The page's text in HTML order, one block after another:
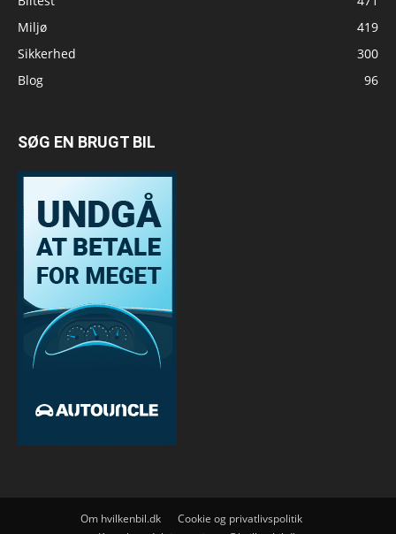
Miljø
419
Sikkerhed
300
Blog
96
SØG EN BRUGT BIL
Om hvilkenbil.dk
Cookie og privatlivspolitik